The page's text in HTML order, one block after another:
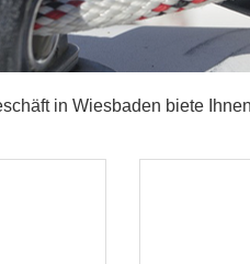
in Wiesbaden biete